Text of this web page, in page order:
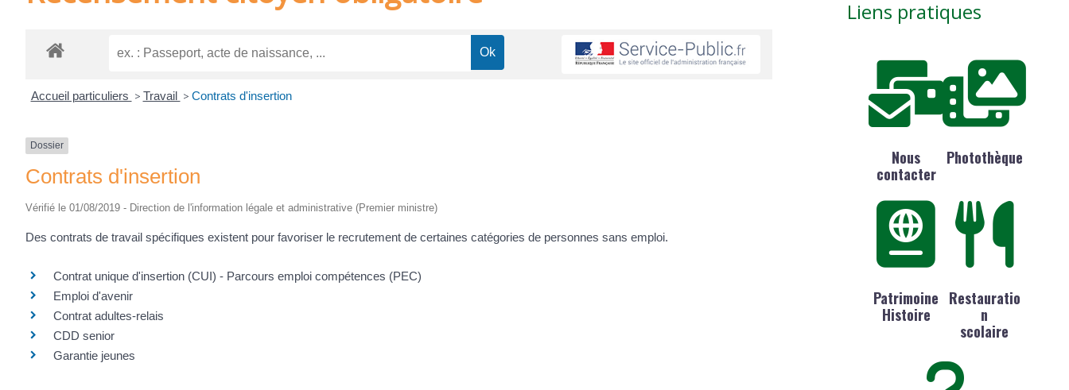
Accueil particuliers > Travail > Contrats d'insertion
Dossier
Contrats d'insertion
Vérifié le 01/08/2019 - Direction de l'information légale et administrative (Premier ministre)
Des contrats de travail spécifiques existent pour favoriser le recrutement de certaines catégories de personnes sans emploi.
Contrat unique d'insertion (CUI) - Parcours emploi compétences (PEC)
Emploi d'avenir
Contrat adultes-relais
CDD senior
Garantie jeunes
Liens pratiques
Nous
contacter
Photothèque
Patrimoine
Histoire
Restauratio
n
scolaire